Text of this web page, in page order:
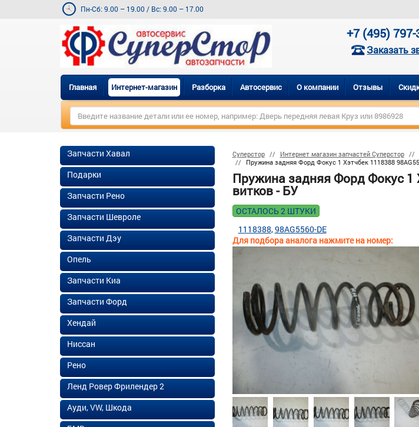
Пн-Сб: 9.00 – 19.00 / Вс: 9.00 – 17.00
+7 (495) 797-
Заказать
Главная Интернет-магазин Разборка Автосервис О компании Отзывы
Суперстор Интернет магазин запчастей Суперстор
Пружина задняя Форд Фокус 1 Хэтчбек 1118388
Пружина задняя Форд Фокус 1
витков - БУ
ОСТАЛОСЬ 2 ШТУКИ
Для подбора аналога нажмите на номер:
1118388 98AG5560-DE
Запчасти Хавал
Подарки
Запчасти Рено
Запчасти Шевроле
Запчасти Дэу
Опель
Запчасти Киа
Запчасти Форд
Хендай
Ниссан
Рено
Ленд Ровер Фрилендер 2
Ауди, VW, Шкода